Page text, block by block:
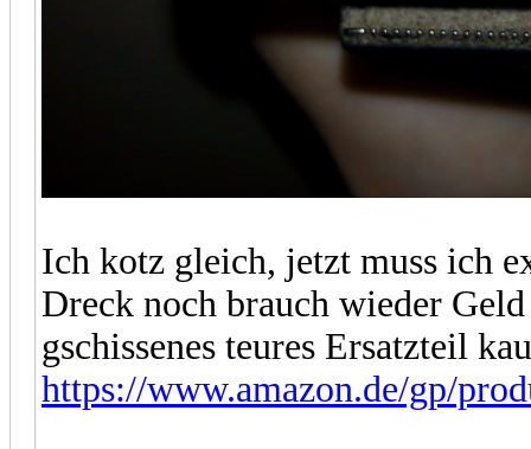
Ich kotz gleich, jetzt muss ich
Dreck noch brauch wieder
gschissenes teures Ersatzteil
https://www.amazon.de/gp/